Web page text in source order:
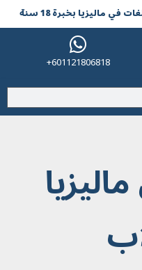
مالیزیا بخبرة 18 سنة
601121806818+